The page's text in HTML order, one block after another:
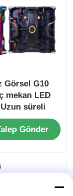
Görsel G10
mekan LED
Uzun süreli
yüksek
Gönder